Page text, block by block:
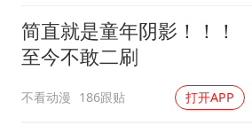
简直就是童年阴影！！！
至今不敢二刷
不看动漫 186跟贴 打开APP